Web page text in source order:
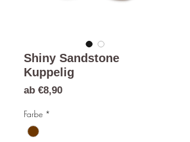
Shiny Sandstone
Kuppelig
ab €8,90Sale-
Farbe *